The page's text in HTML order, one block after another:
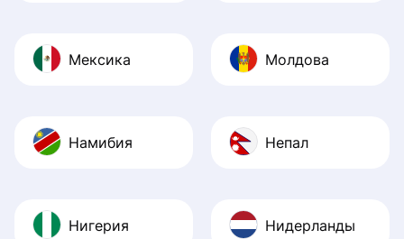
Мексика Молдова
Намибия Непал
Нигерия Нидерланды